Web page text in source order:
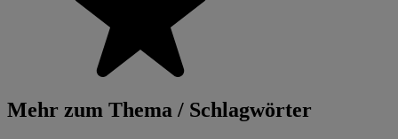
Mehr zum Thema / Schlagwörter